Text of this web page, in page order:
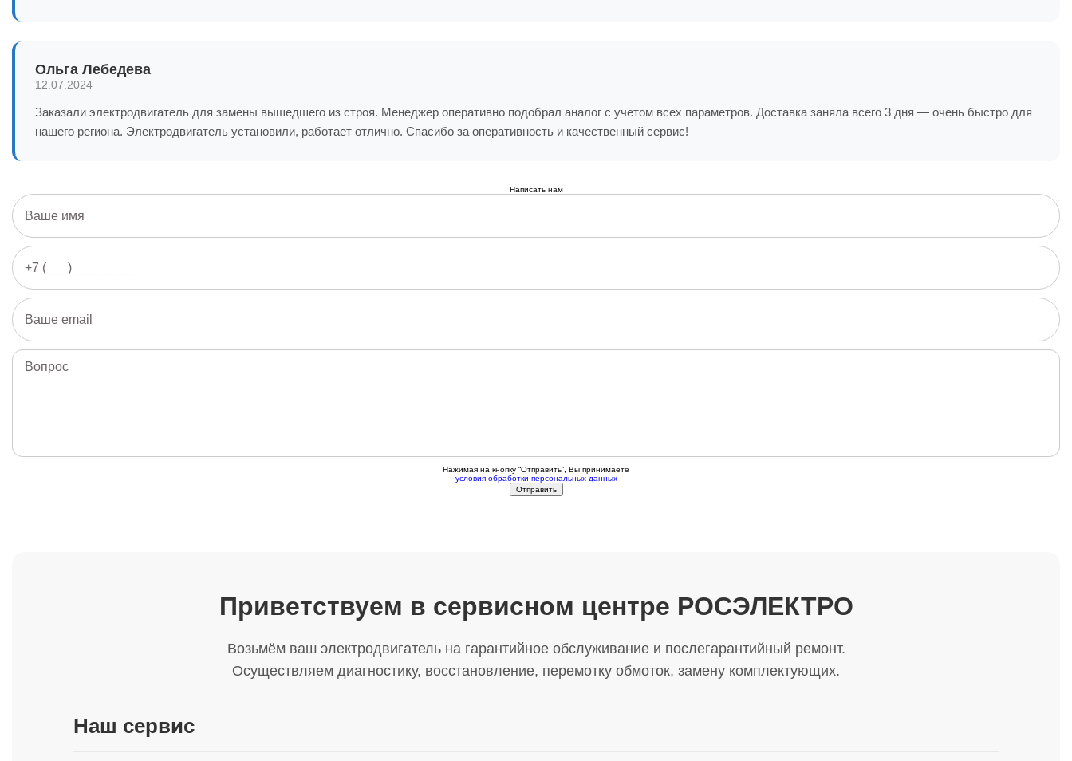
Ольга Лебедева
12.07.2024
Заказали электродвигатель для замены вышедшего из строя. Менеджер оперативно подобрал аналог с учетом всех параметров. Доставка заняла всего 3 дня — очень быстро для
нашего региона. Электродвигатель установили, работает отлично. Спасибо за оперативность и качественный сервис!
Написать нам
Нажимая на кнопку “Отправить”, Вы принимаете
условия обработки персональных данных
Приветствуем в сервисном центре РОСЭЛЕКТРО
Возьмём ваш электродвигатель на гарантийное обслуживание и послегарантийный ремонт.
Осуществляем диагностику, восстановление, перемотку обмоток, замену комплектующих.
Наш сервис